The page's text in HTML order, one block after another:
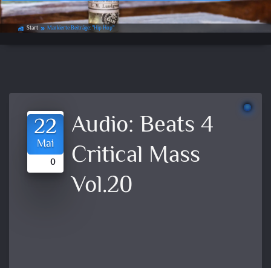
home_work Start double_arrow Markierte Beiträge: "Hip Hop"
22
Mai
0
Audio: Beats 4
Critical Mass
Vol.20